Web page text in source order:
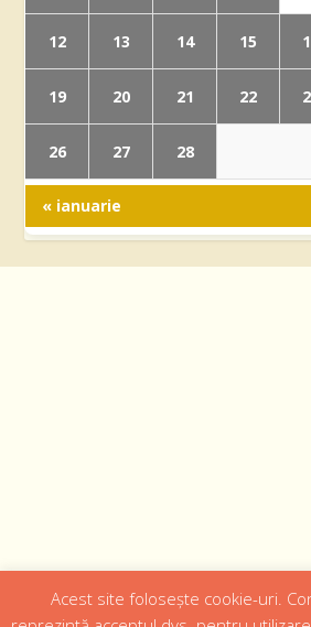
12 13 14 15
19 20 21 22
26 27 28
« ianuarie
Designed by
Acest site folosește cookie-uri.